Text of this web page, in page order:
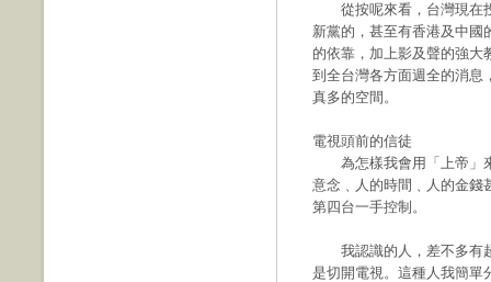
從按呢來看，台灣現在投
新黨的，甚至有香港及中國
的依靠，加上影及聲的強大
到全台灣各方面週全的消息
真多的空間。
電視頭前的信徒
為怎樣我會用「上帝」來
意念﹑人的時間﹑人的金錢
第四台一手控制。
我認識的人，差不多有超
是切開電視。這種人我簡單